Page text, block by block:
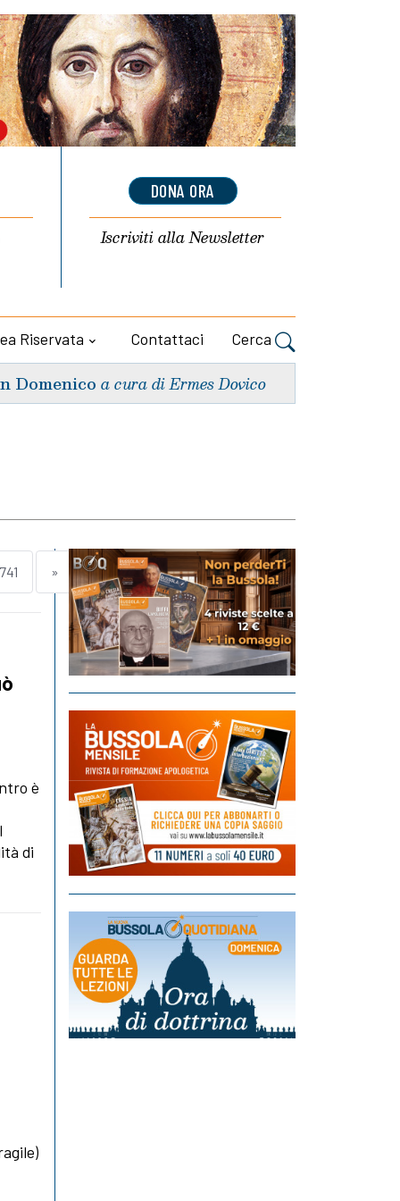
DONA ORA
Iscriviti allaNewsletter
Riservata Contattaci Cerca
Domenico a cura di Ermes Dovico
»
è
di